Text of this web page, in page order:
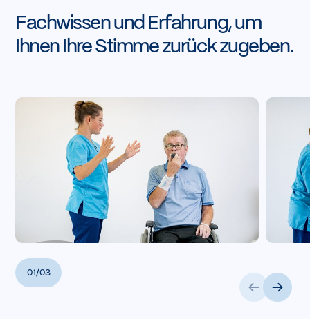
Fachwissen und Erfahrung, um
Ihnen Ihre Stimme zurück zugeben.
01 /03